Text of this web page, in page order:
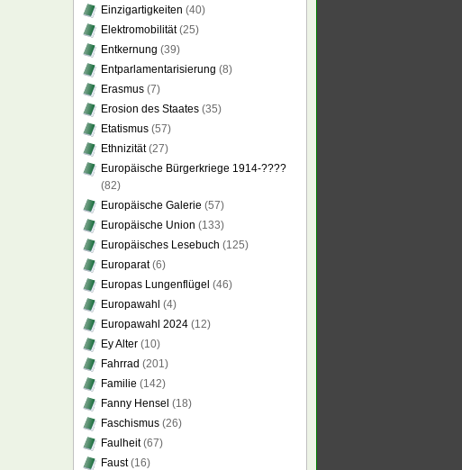
Einzigartigkeiten (40)
Elektromobilität(25)
Entkernung (39)
Entparlamentarisierung (8)
Erasmus (7)
Erosion des Staates (35)
Etatismus (57)
Ethnizität(27)
Europäische Bürgerkriege 1914-????
(82)
Europäische Galerie (57)
Europäische Union (133)
Europäisches Lesebuch (125)
Europarat(6)
Europas Lungenflügel (46)
Europawahl (4)
Europawahl 2024 (12)
Ey Alter (10)
Fahrrad (201)
Familie (142)
Fanny Hensel (18)
Faschismus (26)
Faulheit(67)
Faust(16)